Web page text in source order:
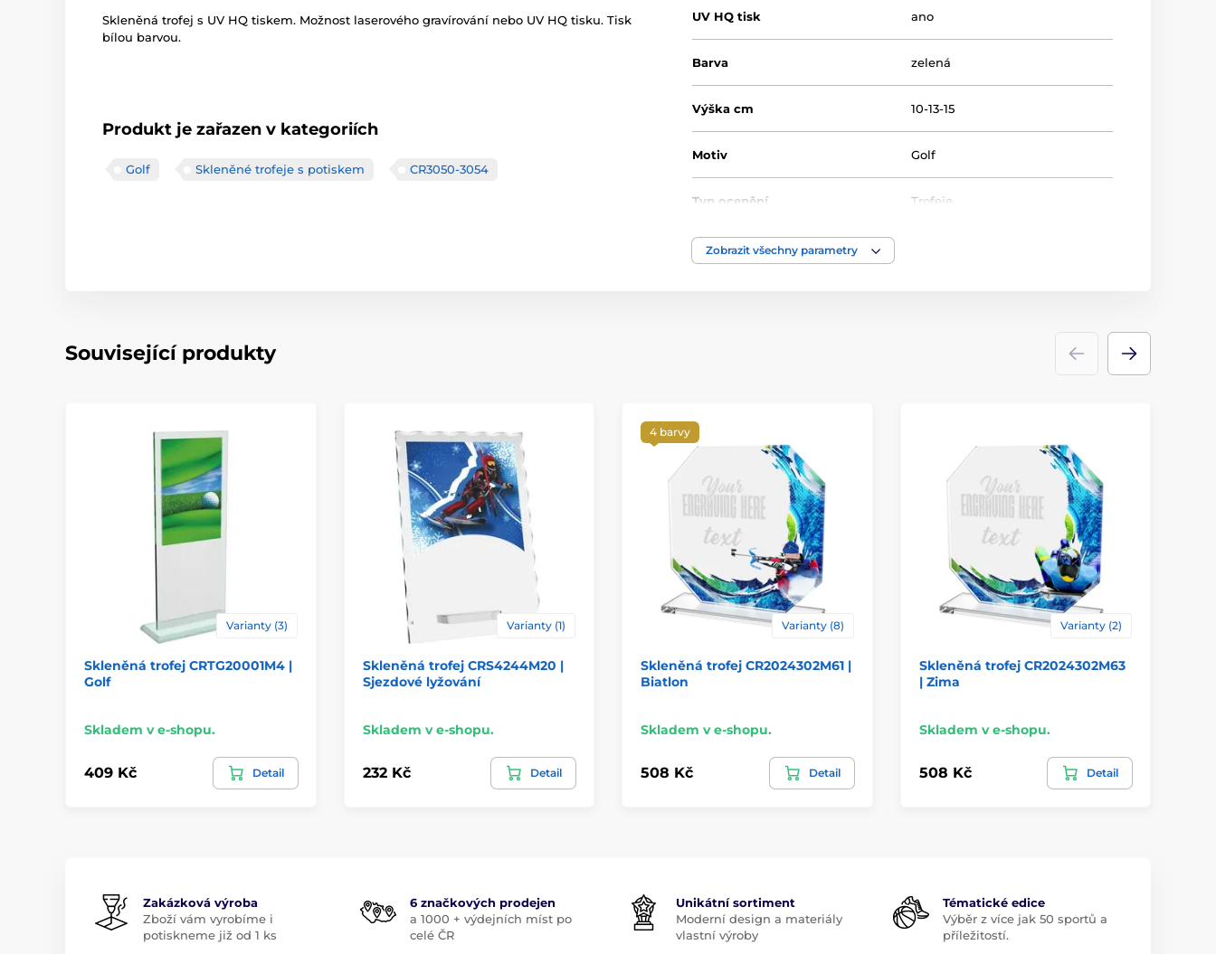
Skleněná trofej s UV HQ tiskem. Možnost laserového gravírování nebo UV HQ tisku. Tisk
bílou barvou.
Produkt je zařazen v kategoriích
Golf Skleněné trofeje s potiskem CR3050-3054
UV HQ tisk ano
Barva zelená
Výška cm 10-13-15
Motiv Golf
Typ ocenění Trofeje
Materiál
Zobrazit všechny parametry
Související produkty
Varianty (3)
Skleněná trofej CRTG20001M4 |
Golf
Skladem v e-shopu.
409 Kč Detail
Varianty (1)
Skleněná trofej CRS4244M20 |
Sjezdové lyžování
Skladem v e-shopu.
232 Kč Detail
4 barvy
Varianty (8)
Skleněná trofej CR2024302M61 |
Biatlon
Skladem v e-shopu.
508 Kč Detail
Varianty (2)
Skleněná trofej CR2024302M63
| Zima
Skladem v e-shopu.
508 Kč Detail
Zakázková výroba
Zboží vám vyrobíme i
potiskneme již od 1 ks
6 značkových prodejen
a 1000 + výdejních míst po
celé ČR
Unikátní sortiment
Moderní design a materiály
vlastní výroby
Tématické edice
Výběr z více jak 50 sportů a
příležitostí.